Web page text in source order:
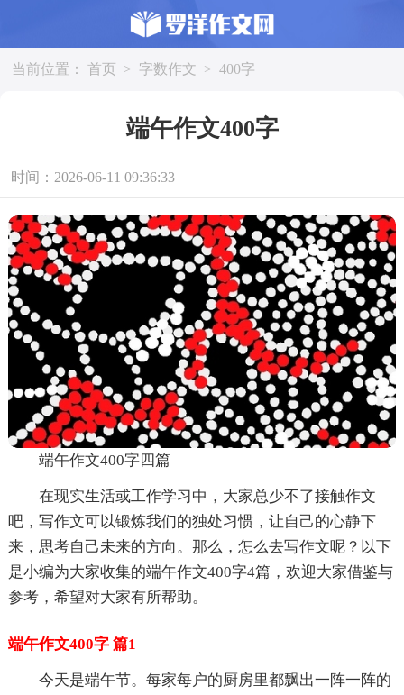
当前位置： 首页 > 字数作文 > 400字
端午作文400字
时间：2026-06-11 09:36:33
端午作文400字四篇
在现实生活或工作学习中，大家总少不了接触作文
吧，写作文可以锻炼我们的独处习惯，让自己的心静下
来，思考自己未来的方向。那么，怎么去写作文呢？以下
是小编为大家收集的端午作文400字4篇，欢迎大家借鉴与
参考，希望对大家有所帮助。
端午作文400字 篇1
今天是端午节。每家每户的厨房里都飘出一阵一阵的